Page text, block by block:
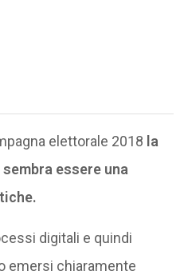
elettorale 2018 la
essere una
digitali e quindi
emersi chiaramente